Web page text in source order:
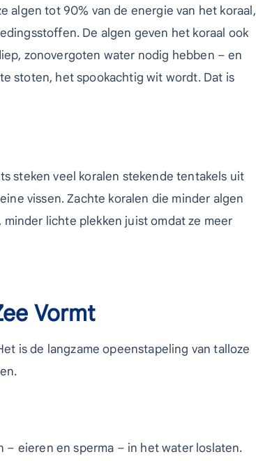
algen tot 90% van de energie van het koraal,
De algen geven het koraal ook
zonovergoten water nodig hebben – en
stoten, het spookachtig wit wordt. Dat is
steken veel koralen stekende tentakels uit
vissen. Zachte koralen die minder algen
lichte plekken juist omdat ze meer
Vormt
is de langzame opeenstapeling van talloze
eieren en sperma – in het water loslaten.